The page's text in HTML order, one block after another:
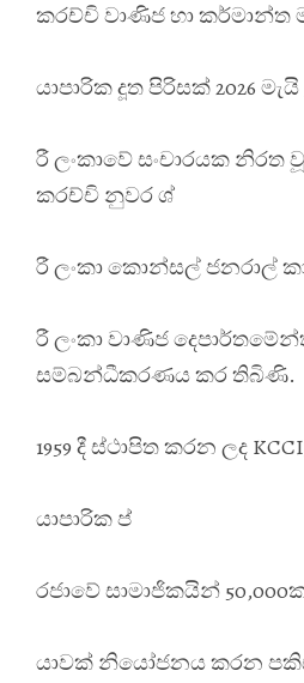
කරච්චි වාණිජ හා කර්මාන්ත
යාපාරික දූත පිරිසක් 2026
රී ලංකාවේ සංචාරයක නිරත
කරච්චි නුවර ශ්
රී ලංකා කොන්සල් ජනරාල්
රී ලංකා වාණිජ
සම්බන්ධීකරණය කර තිබිණි.
1959 දී ස්ථාපිත කරන ලද
යාපාරික ප්
රජාවේ සාමාජිකයින්
යාවක් නියෝජනය කරන